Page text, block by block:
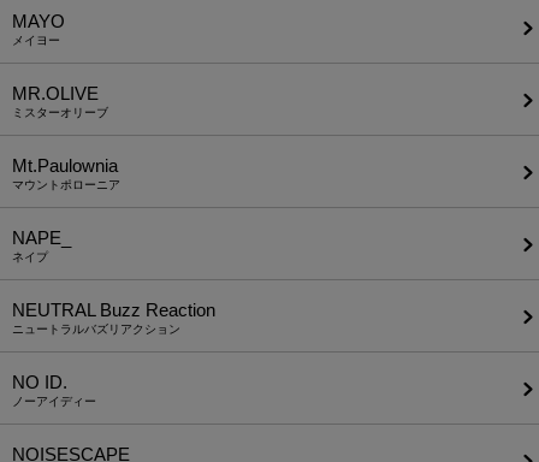
MAYO
メイヨー
MR.OLIVE
ミスターオリーブ
Mt.Paulownia
マウントポローニア
NAPE_
ネイプ
NEUTRAL Buzz Reaction
ニュートラルバズリアクション
NO ID.
ノーアイディー
NOISESCAPE